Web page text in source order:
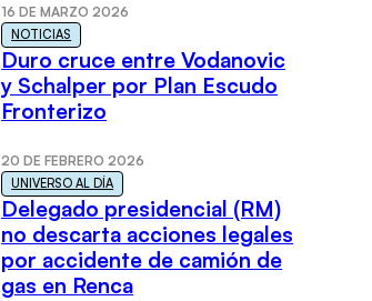
16 DE MARZO 2026
NOTICIAS
Duro cruce entre Vodanovic
y Schalper por Plan Escudo
Fronterizo
20 DE FEBRERO 2026
UNIVERSO AL DÍA
Delegado presidencial (RM)
no descarta acciones legales
por accidente de camión de
gas en Renca